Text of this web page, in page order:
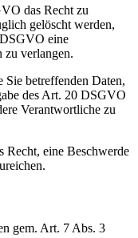
das Recht zu
gelöscht werden,
eine
zu verlangen.
Sie betreffenden Daten,
des Art. 20 DSGVO
Verantwortliche zu
Recht, eine Beschwerde
gem. Art. 7 Abs. 3